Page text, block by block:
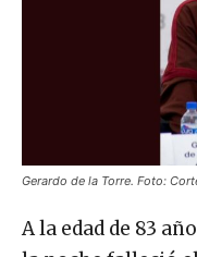
A la edad de 83